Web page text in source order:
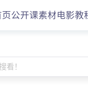
页公开课素材电影教
看！